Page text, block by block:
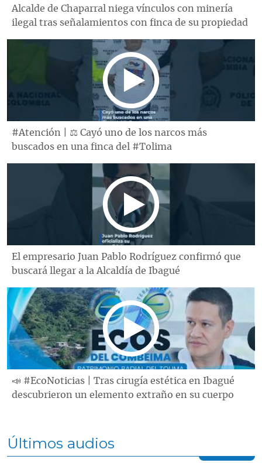
Alcalde de Chaparral niega vínculos con minería
ilegal tras señalamientos con finca de su propiedad
#Atención | ⚖️ Cayó uno de los narcos más
buscados en una finca del #Tolima
El empresario Juan Pablo Rodríguez confirmó que
buscará llegar a la Alcaldía de Ibagué
📣 #EcoNoticias | Tras cirugía estética en Ibagué
descubrieron un elemento extraño en su cuerpo
Últimos audios